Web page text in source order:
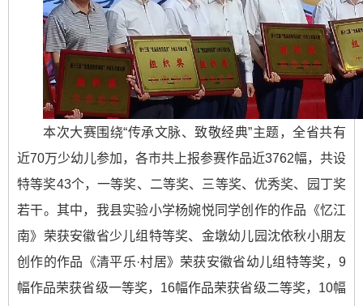
本次大赛围绕“传承文脉、致敬经典”主题，全省共有
近70万少幼儿参加，各市共上报参赛作品近3762幅，共设
特等奖43个，一等奖、二等奖、三等奖、优秀奖、园丁奖
若干。其中，我县实验小学杨婉悦同学创作的作品《忆江
南》荣获安徽省少儿组特等奖、金墩幼儿园沈依秋小朋友
创作的作品《清平乐·村居》荣获安徽省幼儿组特等奖，9
幅作品荣获省级一等奖，16幅作品荣获省级二等奖，10幅